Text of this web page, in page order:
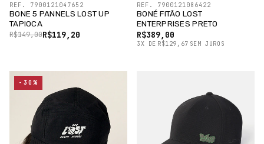
BONE 5 PANNELS LOST UP
TAPIOCA
R$119,20
R$149,00
REF. 7900121047652
BONÉ FITÃO LOST
ENTERPRISES PRETO
R$389,00
3X DE R$129,67 SEM JUROS
REF. 7900121086422
-30%